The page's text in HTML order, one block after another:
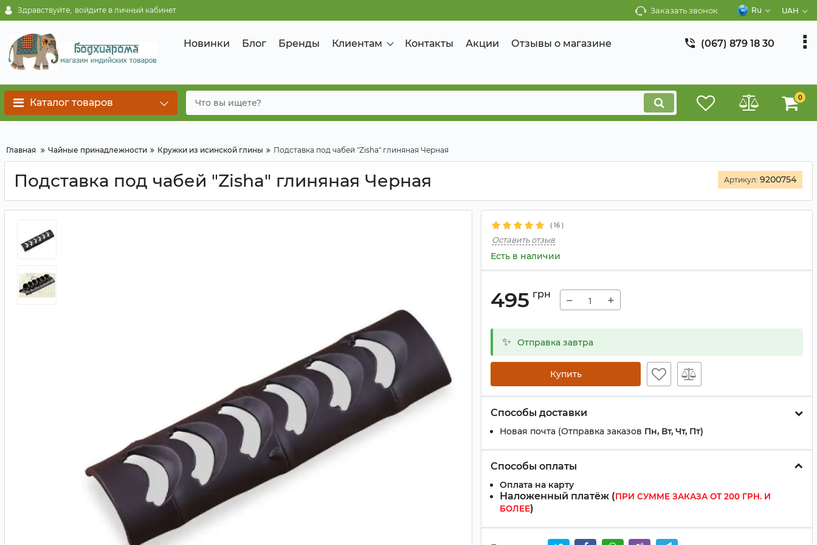
Здравствуйте, войдите в личный кабинет Заказать звонок Ru UAH
Новинки Блог Бренды Клиентам Контакты Акции Отзывы о магазине (067) 879 18 30
Каталог товаров 0
Главная Чайные принадлежности Кружки из исинской глины Подставка под чабей "Zisha" глиняная Черная
Подставка под чабей "Zisha" глиняная Черная Артикул: 9200754
( 16 )
Оставить отзыв
Есть в наличии
495 грн − +
✨ Отправка завтра
Купить
Способы доставки
Новая почта (Отправка заказов Пн, Вт, Чт, Пт)
Способы оплаты
Оплата на карту
Наложенный платёж (ПРИ СУММЕ ЗАКАЗА ОТ 200 ГРН. И
БОЛЕЕ)